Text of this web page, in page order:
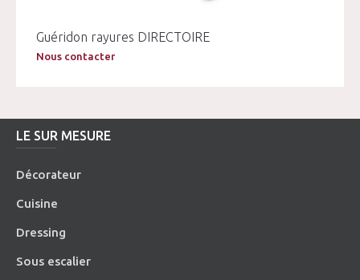
Guéridon rayures DIRECTOIRE
Nous contacter
LE SUR MESURE
Décorateur
Cuisine
Dressing
Sous escalier